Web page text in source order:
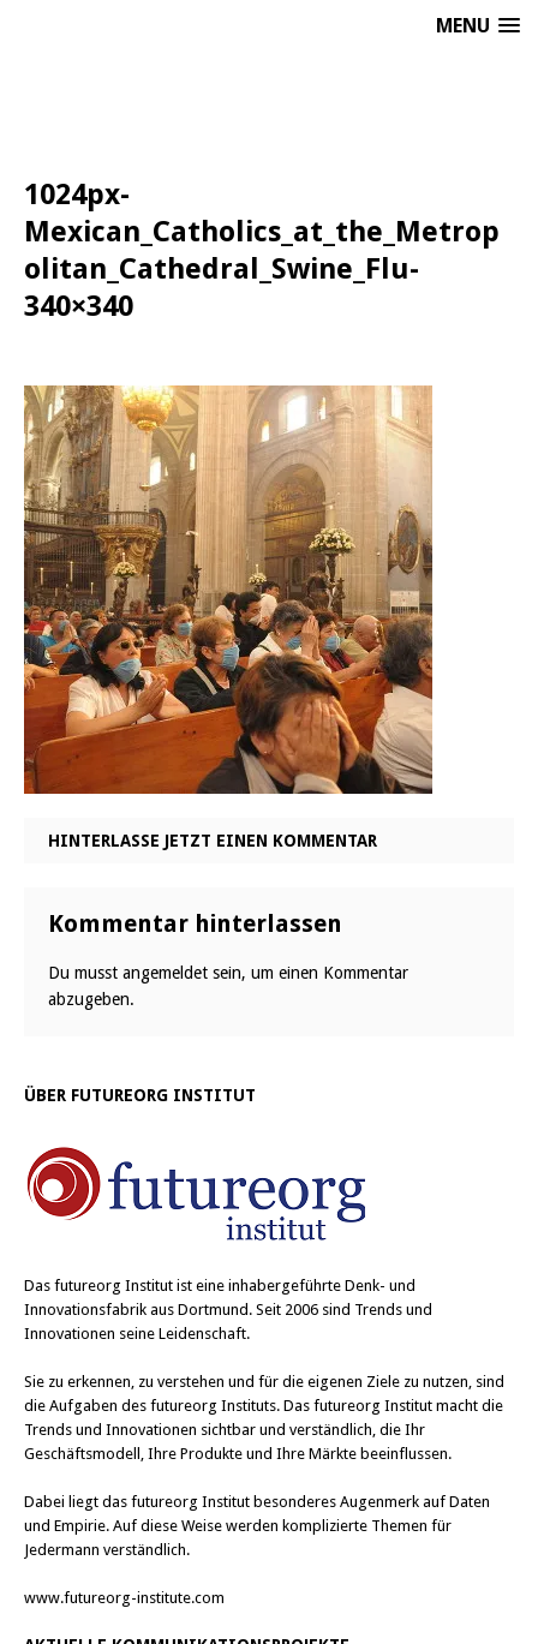
MENU
1024px-
Mexican_Catholics_at_the_Metrop
olitan_Cathedral_Swine_Flu-
340×340
HINTERLASSE JETZT EINEN KOMMENTAR
Kommentar hinterlassen
Du musst angemeldet sein, um einen Kommentar
abzugeben.
ÜBER FUTUREORG INSTITUT
Das futureorg Institut ist eine inhabergeführte Denk- und
Innovationsfabrik aus Dortmund. Seit 2006 sind Trends und
Innovationen seine Leidenschaft.
Sie zu erkennen, zu verstehen und für die eigenen Ziele zu nutzen, sind
die Aufgaben des futureorg Instituts. Das futureorg Institut macht die
Trends und Innovationen sichtbar und verständlich, die Ihr
Geschäftsmodell, Ihre Produkte und Ihre Märkte beeinflussen.
Dabei liegt das futureorg Institut besonderes Augenmerk auf Daten
und Empirie. Auf diese Weise werden komplizierte Themen für
Jedermann verständlich.
www.futureorg-institute.com